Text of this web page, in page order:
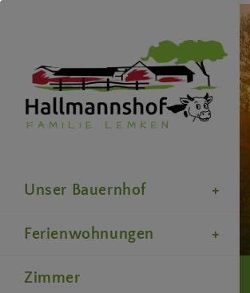
Unser Bauernhof
Ferienwohnungen
Zimmer